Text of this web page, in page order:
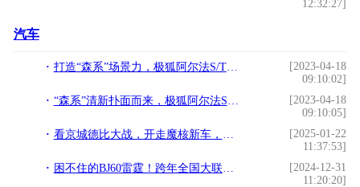
12:32:27]
汽车
打造“森系”场景力，极狐阿尔法S/T森林版首发亮相
[2023-04-18
09:10:02]
“森系”清新扑面而来，极狐阿尔法S/T森林版上海车展亮相
[2023-04-18
09:10:05]
看京城德比大战，开走魔核新车，北京汽车品牌之夜粉丝赢麻了！
[2025-01-22
11:37:53]
困不住的BJ60雷霆！跨年全国大联考，魔核电驱“猛”闯年关！
[2024-12-31
11:20:20]